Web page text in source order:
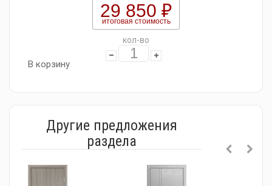
29 850 ₽
итоговая стоимость
кол-во
В корзину
Другие предложения
раздела